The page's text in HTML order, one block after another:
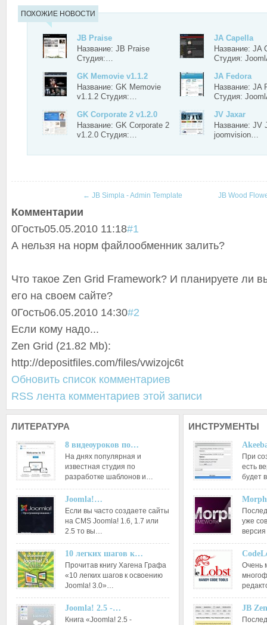
ПОХОЖИЕ НОВОСТИ
JB Praise
Название: JB Praise
Студия:…
JA Capella
Название: JA
Студия:
GK Memovie v1.1.2
Название: GK Memovie
v1.1.2 Студия:…
JA Fedora
Название: JA
Студия:
GK Corporate 2 v1.2.0
Название: GK Corporate 2
v1.2.0 Студия:…
JV Jaxar
Название: JV
joomvision…
← JB Simpla - Admin Template JB Wood
Комментарии
0Гость05.05.2010 11:18#1
А нельзя на норм файлообменник залить?
Что такое Zen Grid Framework? И планируете ли
его на своем сайте?
0Гость06.05.2010 14:30#2
Если кому надо...
Zen Grid (21.82 Mb):
http://depositfiles.com/files/vwizojc6t
Обновить список комментариев
RSS лента комментариев этой записи
ЛИТЕРАТУРА
8 видеоуроков по…
На днях популярная и
известная студия по
разработке шаблонов и…
Joomla!…
Если вы часто создаете сайты
на CMS Joomla! 1.6, 1.7 или
2.5 то вы…
10 легких шагов к…
Прочитав книгу Хагена Графа
«10 легких шагов к освоению
Joomla! 3.0»…
Joomla! 2.5 -…
Книга «Joomla! 2.5 -
ИНСТРУМЕНТЫ
При
есть
будет
уже
Очень
JB